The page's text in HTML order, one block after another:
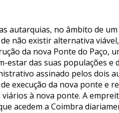
autarquias, no âmbito de
de não existir alternativa
da nova Ponte do Paço,
das suas populações e
assinado pelos dois
execução da nova ponte e
à nova ponte. A
acedem a Coimbra